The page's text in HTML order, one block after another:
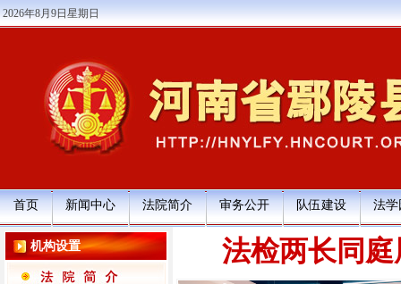
2026年8月9日星期日
首页 新闻中心 法院简介 审务公开 队伍建设 法学
机构设置 法检两长同